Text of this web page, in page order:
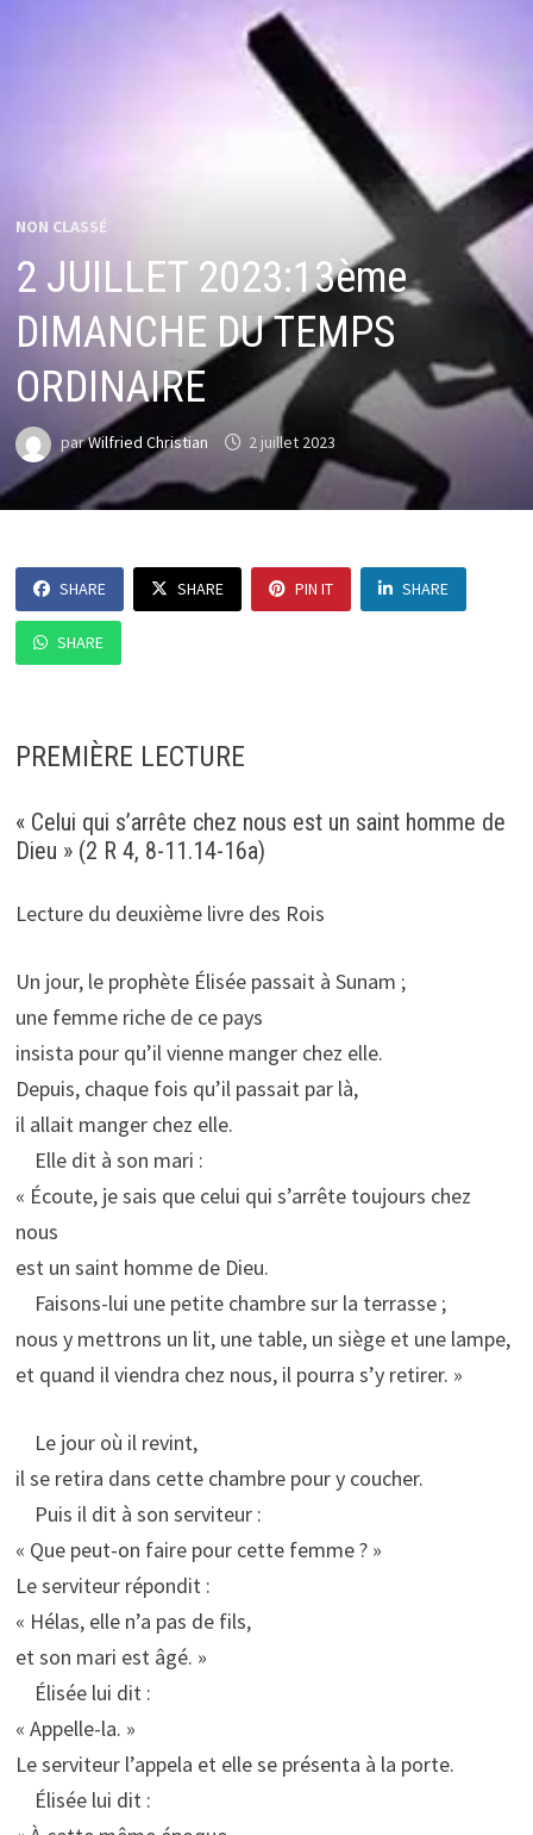
NON CLASSÉ
2 JUILLET 2023:13ème
DIMANCHE DU TEMPS
ORDINAIRE
parWilfried Christian 2 juillet 2023
SHARE SHARE PIN IT SHARE
SHARE
PREMIÈRE LECTURE
« Celui qui s’arrête chez nous est un saint homme de
Dieu » (2 R 4, 8-11.14-16a)
Lecture du deuxième livre des Rois
Un jour, le prophète Élisée passait à Sunam ;
une femme riche de ce pays
insista pour qu’il vienne manger chez elle.
Depuis, chaque fois qu’il passait par là,
il allait manger chez elle.
Elle dit à son mari :
« Écoute, je sais que celui qui s’arrête toujours chez
nous
est un saint homme de Dieu.
Faisons-lui une petite chambre sur la terrasse ;
nous y mettrons un lit, une table, un siège et une lampe,
et quand il viendra chez nous, il pourra s’y retirer. »
Le jour où il revint,
il se retira dans cette chambre pour y coucher.
Puis il dit à son serviteur :
« Que peut-on faire pour cette femme ? »
Le serviteur répondit :
« Hélas, elle n’a pas de fils,
et son mari est âgé. »
Élisée lui dit :
« Appelle-la. »
Le serviteur l’appela et elle se présenta à la porte.
Élisée lui dit :